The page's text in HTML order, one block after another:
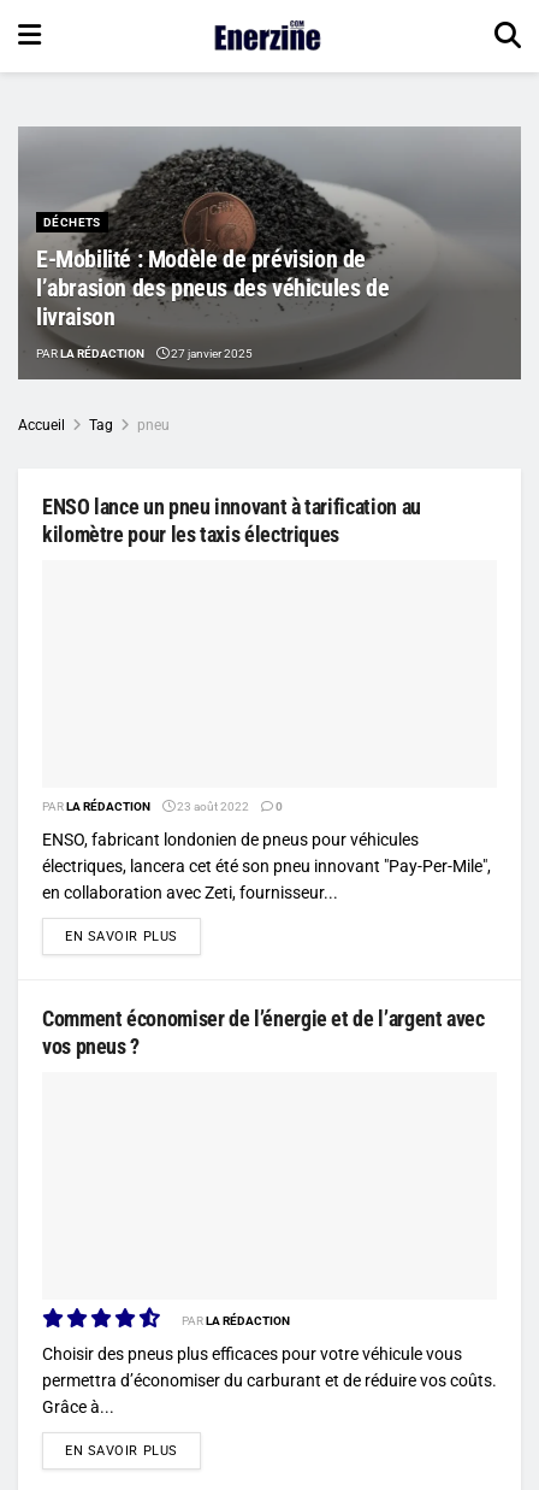
DÉCHETS
E-Mobilité : Modèle de prévision de
l’abrasion des pneus des véhicules de
livraison
PARLA RÉDACTION 27 janvier 2025
Accueil Tag pneu
ENSO lance un pneu innovant à tarification au
kilomètre pour les taxis électriques
PARLA RÉDACTION 23 août 2022 0
ENSO, fabricant londonien de pneus pour véhicules
électriques, lancera cet été son pneu innovant "Pay-Per-Mile",
en collaboration avec Zeti, fournisseur...
EN SAVOIR PLUS
Comment économiser de l’énergie et de l’argent avec
vos pneus ?
PARLA RÉDACTION
Choisir des pneus plus efficaces pour votre véhicule vous
permettra d’économiser du carburant et de réduire vos coûts.
Grâce à...
EN SAVOIR PLUS